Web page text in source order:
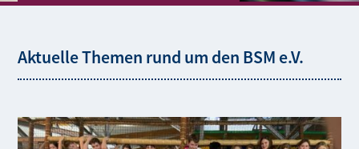
Aktuelle Themen rund um den BSM e.V.